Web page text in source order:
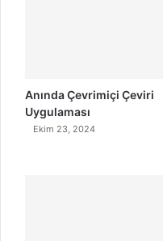
Anında Çevrimiçi Çeviri
Uygulaması
Ekim 23, 2024